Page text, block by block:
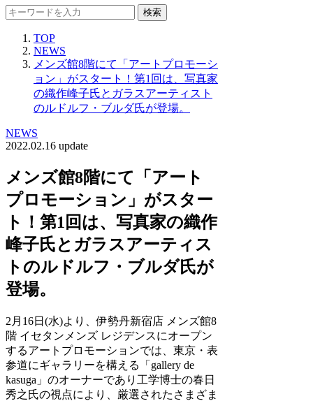
検索
TOP
NEWS
メンズ館8階にて「アートプロモーシ
ョン」がスタート！第1回は、写真家
の織作峰子氏とガラスアーティスト
のルドルフ・ブルダ氏が登場。
NEWS
2022.02.16 update
メンズ館8階にて「アート
プロモーション」がスター
ト！第1回は、写真家の織作
峰子氏とガラスアーティス
トのルドルフ・ブルダ氏が
登場。
2月16日(水)より、伊勢丹新宿店 メンズ館8
階 イセタンメンズ レジデンスにオープン
するアートプロモーションでは、東京・表
参道にギャラリーを構える「gallery de
kasuga」のオーナーであり工学博士の春日
秀之氏の視点により、厳選されたさまざま